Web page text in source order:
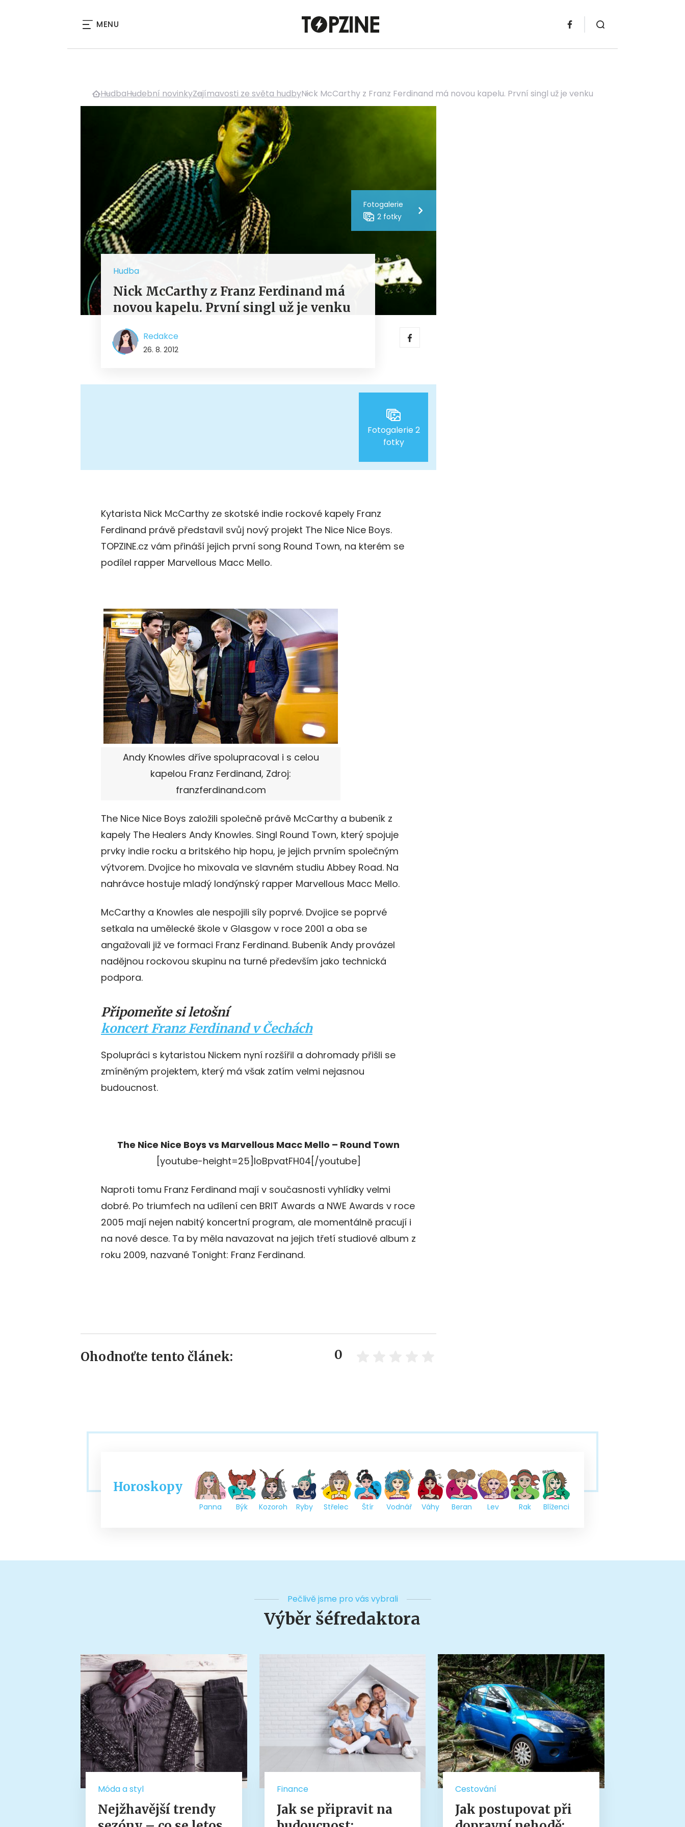
MENU
HudbaHudební novinkyZajímavosti ze světa hudbyNick McCarthy z Franz Ferdinand má novou kapelu. První singl už je venku
Fotogalerie
2 fotky
Hudba
Nick McCarthy z Franz Ferdinand má
novou kapelu. První singl už je venku
Redakce
26. 8. 2012
Fotogalerie 2
fotky
Kytarista Nick McCarthy ze skotské indie rockové kapely Franz
Ferdinand právě představil svůj nový projekt The Nice Nice Boys.
TOPZINE.cz vám přináší jejich první song Round Town, na kterém se
podílel rapper Marvellous Macc Mello.
Andy Knowles dříve spolupracoval i s celou
kapelou Franz Ferdinand, Zdroj:
franzferdinand.com
The Nice Nice Boys založili společně právě McCarthy a bubeník z
kapely The Healers Andy Knowles. Singl Round Town, který spojuje
prvky indie rocku a britského hip hopu, je jejich prvním společným
výtvorem. Dvojice ho mixovala ve slavném studiu Abbey Road. Na
nahrávce hostuje mladý londýnský rapper Marvellous Macc Mello.
McCarthy a Knowles ale nespojili síly poprvé. Dvojice se poprvé
setkala na umělecké škole v Glasgow v roce 2001 a oba se
angažovali již ve formaci Franz Ferdinand. Bubeník Andy provázel
nadějnou rockovou skupinu na turné především jako technická
podpora.
Připomeňte si letošní
koncert Franz Ferdinand v Čechách
Spolupráci s kytaristou Nickem nyní rozšířil a dohromady přišli se
zmíněným projektem, který má však zatím velmi nejasnou
budoucnost.
The Nice Nice Boys vs Marvellous Macc Mello – Round Town
[youtube-height=25]loBpvatFH04[/youtube]
Naproti tomu Franz Ferdinand mají v současnosti vyhlídky velmi
dobré. Po triumfech na udílení cen BRIT Awards a NWE Awards v roce
2005 mají nejen nabitý koncertní program, ale momentálně pracují i
na nové desce. Ta by měla navazovat na jejich třetí studiové album z
roku 2009, nazvané Tonight: Franz Ferdinand.
Ohodnoťte tento článek: 0
Horoskopy
Panna Býk Kozoroh Ryby Střelec Štír Vodnář Váhy Beran Lev Rak Blíženci
Pečlivě jsme pro vás vybrali
Výběr šéfredaktora
Móda a styl
Nejžhavější trendy
Finance
Jak se připravit na
Cestování
Jak postupovat při